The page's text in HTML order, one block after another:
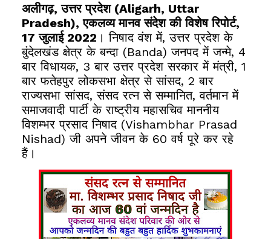
अलीगढ़, उत्तर प्रदेश (Aligarh, Uttar
Pradesh), एकलव्य मानव संदेश की विशेष रिपोर्ट,
17 जुलाई 2022 । निषाद वंश में, उत्तर प्रदेश के
बुंदेलखंड क्षेत्र के बन्दा (Banda) जनपद में जन्मे, 4
बार विधायक, 3 बार उत्तर प्रदेश सरकार में मंत्री, 1
बार फतेहपुर लोकसभा क्षेत्र से सांसद, 2 बार
राज्यसभा सांसद, संसद रत्न से सम्मानित, वर्तमान में
समाजवादी पार्टी के राष्ट्रीय महासचिव माननीय
विशम्भर प्रसाद निषाद (Vishambhar Prasad
Nishad) जी अपने जीवन के 60 वर्ष पूरे कर रहे
हैं।